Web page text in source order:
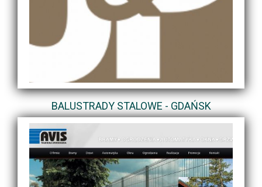
BALUSTRADY STALOWE - GDAŃSK